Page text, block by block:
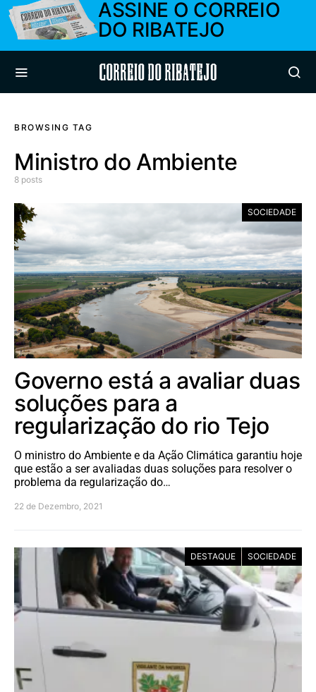
ASSINE O CORREIO
DO RIBATEJO
Correio do Ribatejo
BROWSING TAG
Ministro do Ambiente
8 posts
SOCIEDADE
Governo está a avaliar duas
soluções para a
regularização do rio Tejo
O ministro do Ambiente e da Ação Climática garantiu hoje
que estão a ser avaliadas duas soluções para resolver o
problema da regularização do…
22 de Dezembro, 2021
DESTAQUE SOCIEDADE